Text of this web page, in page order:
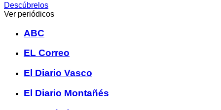
Descúbrelos
Ver periódicos
ABC
EL Correo
El Diario Vasco
El Diario Montañés